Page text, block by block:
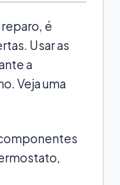
é
Usar as
a
Veja uma